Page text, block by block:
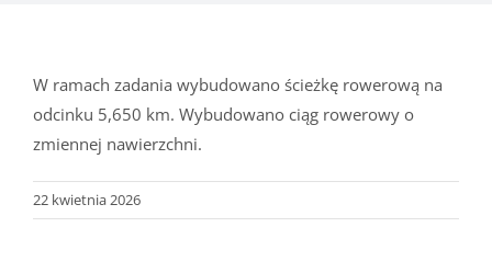
W ramach zadania wybudowano ścieżkę rowerową na
odcinku 5,650 km. Wybudowano ciąg rowerowy o
zmiennej nawierzchni.
22 kwietnia 2026